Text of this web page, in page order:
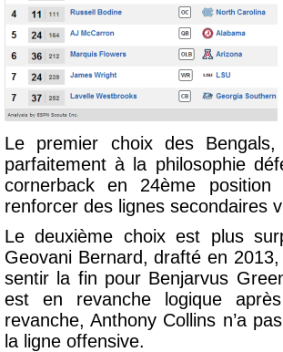
Le premier choix des
parfaitement à la philosophie
cornerback en 24ème
renforcer des lignes secondaires
Le deuxième choix est plus
Geovani Bernard, drafté en
sentir la fin pour Benjarvus
est en revanche logique
revanche, Anthony Collins n’a
la ligne offensive.